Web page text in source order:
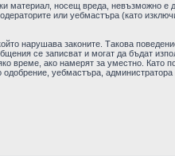
материал, носещ вреда, невъзможно е
или уебмастъра (като
нарушава законите. Такова
се записват и могат да бъдат
ако намерят за уместно. Като
уебмастъра,